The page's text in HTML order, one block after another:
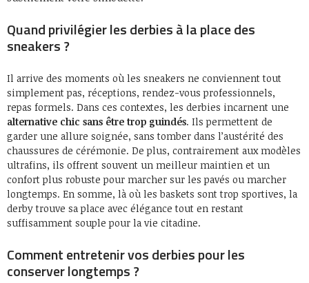
Quand privilégier les derbies à la place des
sneakers ?
Il arrive des moments où les sneakers ne conviennent tout
simplement pas, réceptions, rendez-vous professionnels,
repas formels. Dans ces contextes, les derbies incarnent une
alternative chic sans être trop guindés. Ils permettent de
garder une allure soignée, sans tomber dans l’austérité des
chaussures de cérémonie. De plus, contrairement aux modèles
ultrafins, ils offrent souvent un meilleur maintien et un
confort plus robuste pour marcher sur les pavés ou marcher
longtemps. En somme, là où les baskets sont trop sportives, la
derby trouve sa place avec élégance tout en restant
suffisamment souple pour la vie citadine.
Comment entretenir vos derbies pour les
conserver longtemps ?